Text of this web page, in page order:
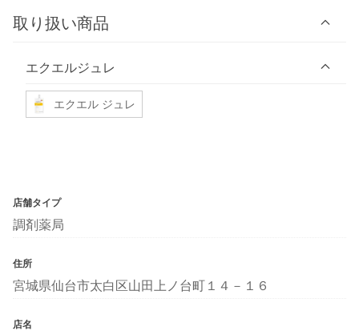
取り扱い商品
エクエルジュレ
エクエル ジュレ
店舗タイプ
調剤薬局
住所
宮城県仙台市太白区山田上ノ台町１４－１６
店名